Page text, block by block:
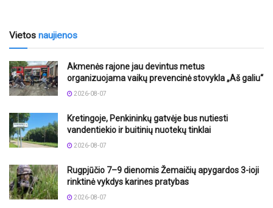
Vietos naujienos
Akmenės rajone jau devintus metus
organizuojama vaikų prevencinė stovykla „Aš galiu“
2026-08-07
Kretingoje, Penkininkų gatvėje bus nutiesti
vandentiekio ir buitinių nuotekų tinklai
2026-08-07
Rugpjūčio 7–9 dienomis Žemaičių apygardos 3-ioji
rinktinė vykdys karines pratybas
2026-08-07